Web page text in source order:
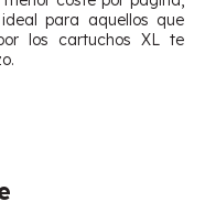
para aquellos que
los cartuchos XL te